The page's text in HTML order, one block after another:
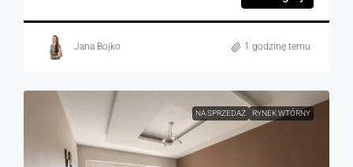
Jana Bojko 1 godzinę temu
NA SPRZEDAŻ RYNEK WTÓRNY